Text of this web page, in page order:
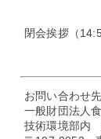
閉会挨拶（
お問い合わせ先
一般財団法人
技術環境部内